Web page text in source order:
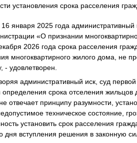
установления срока расселения
января 2025 года
«О признании
2026 года срока расселения
многоквартирного жилого дома, не
- удовлетворен.
административный иск, суд
срока отселения жильцов
отвечает принципу разумности,
техническое состояние,
установить срок расселения
вступления решения в законную